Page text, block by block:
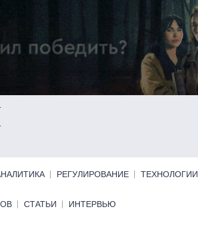
РЕГУЛИРОВАНИЕ ТЕХНОЛОГИИ
СТАТЬИ ИНТЕРВЬЮ